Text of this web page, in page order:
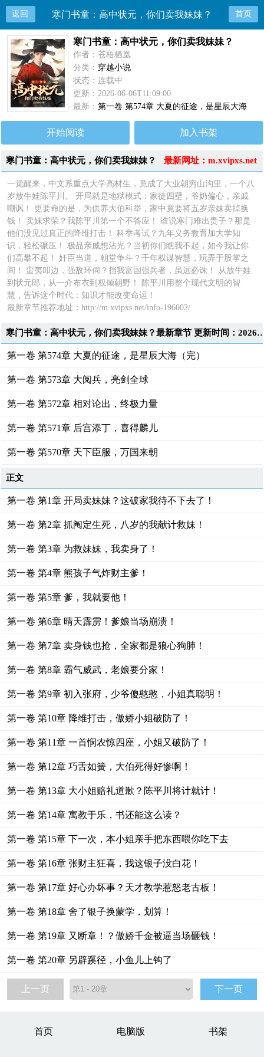
返回 寒门书童：高中状元，你们卖我妹妹？ 首页
寒门书童：高中状元，你们卖我妹妹？
作者：苍梧栖凰
分类： 穿越小说
状态：连载中
更新：2026-06-06T11:09:00
最新：第一卷 第574章 大夏的征途，是星辰大海
（完）
开始阅读 加入书架
最新网址：m.xvipxs.net
寒门书童：高中状元，你们卖我妹妹？
小说简介
一觉醒来，中文系重点大学高材生，竟成了大业朝穷山沟里，一个八
岁放牛娃陈平川。 开局就是地狱模式：家徒四壁，爷奶偏心，亲戚
嘲讽！ 更要命的是，为供养大伯科举，家中竟要将五岁亲妹卖掉换
钱！ 卖妹求荣？我陈平川第一个不答应！ 谁说寒门难出贵子？那是
他们没见过真正的降维打击！ 科举考试？九年义务教育加大学知
识，轻松碾压！ 极品亲戚想沾光？当初你们瞧我不起，如今我让你
们高攀不起！ 奸臣当道，朝堂争斗？千年权谋智慧，玩弄于股掌之
间！ 蛮夷叩边，强敌环伺？挡我富国强兵者，虽远必诛！ 从放牛娃
到状元郎，从一介布衣到权倾朝野！ 陈平川用整个现代文明的智
慧，告诉这个时代：知识才能改变命运！
最新章节推荐地址：http://m.xvipxs.net/info-196002/
寒门书童：高中状元，你们卖我妹妹？最新章节
第一卷 第574章 大夏的征途，是星辰大海（完）
第一卷 第573章 大阅兵，亮剑全球
第一卷 第572章 相对论出，终极力量
第一卷 第571章 后宫添丁，喜得麟儿
第一卷 第570章 天下臣服，万国来朝
正文
第一卷 第1章 开局卖妹妹？这破家我待不下去了！
第一卷 第2章 抓阄定生死，八岁的我献计救妹！
第一卷 第3章 为救妹妹，我卖身了！
第一卷 第4章 熊孩子气炸财主爹！
第一卷 第5章 爹，我就要他！
第一卷 第6章 晴天霹雳！爹娘当场崩溃！
第一卷 第7章 卖身钱也抢，全家都是狼心狗肺！
第一卷 第8章 霸气威武，老娘要分家！
第一卷 第9章 初入张府，少爷傻憨憨，小姐真聪明！
第一卷 第10章 降维打击，傲娇小姐破防了！
第一卷 第11章 一首悯农惊四座，小姐又破防了！
第一卷 第12章 巧舌如簧，大伯死得好惨啊！
第一卷 第13章 大小姐赔礼道歉？陈平川将计就计！
第一卷 第14章 寓教于乐，书还能这么读？
第一卷 第15章 下一次，本小姐亲手把东西喂你吃下去
第一卷 第16章 张财主狂喜，我这银子没白花！
第一卷 第17章 好心办坏事？天才教学惹怒老古板！
第一卷 第18章 舍了银子换蒙学，划算！
第一卷 第19章 又断章！？傲娇千金被逼当场砸钱！
第一卷 第20章 另辟蹊径，小鱼儿上钩了
上一页 下一页
首页 电脑版 书架